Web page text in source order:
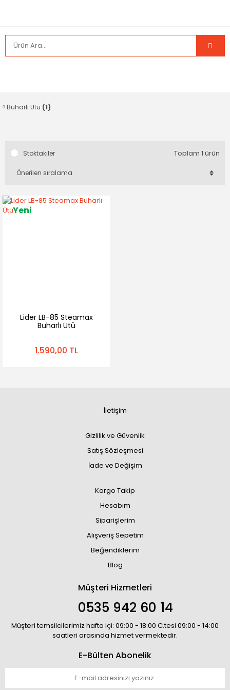
Buharlı Ütü (1)
Stoktakiler Toplam 1 ürün
Yeni
Lider LB-85 Steamax
Buharlı Ütü
1.590,00 TL
İletişim
Gizlilik ve Güvenlik
Satış Sözleşmesi
İade ve Değişim
Kargo Takip
Hesabım
Siparişlerim
Alışveriş Sepetim
Beğendiklerim
Blog
Müşteri Hizmetleri
0535 942 60 14
Müşteri temsilcilerimiz hafta içi: 09:00 - 18:00 C.tesi 09:00 - 14:00
saatleri arasında hizmet vermektedir.
E-Bülten Abonelik